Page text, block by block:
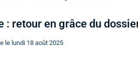
: retour en grâce du
le lundi 18 août 2025